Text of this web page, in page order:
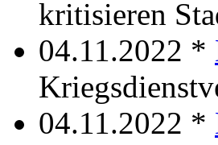
kritisieren
04.11.2022 *
04.11.2022 *